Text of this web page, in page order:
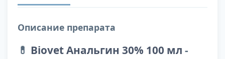
Описание препарата
💊 Biovet Анальгин 30% 100 мл -